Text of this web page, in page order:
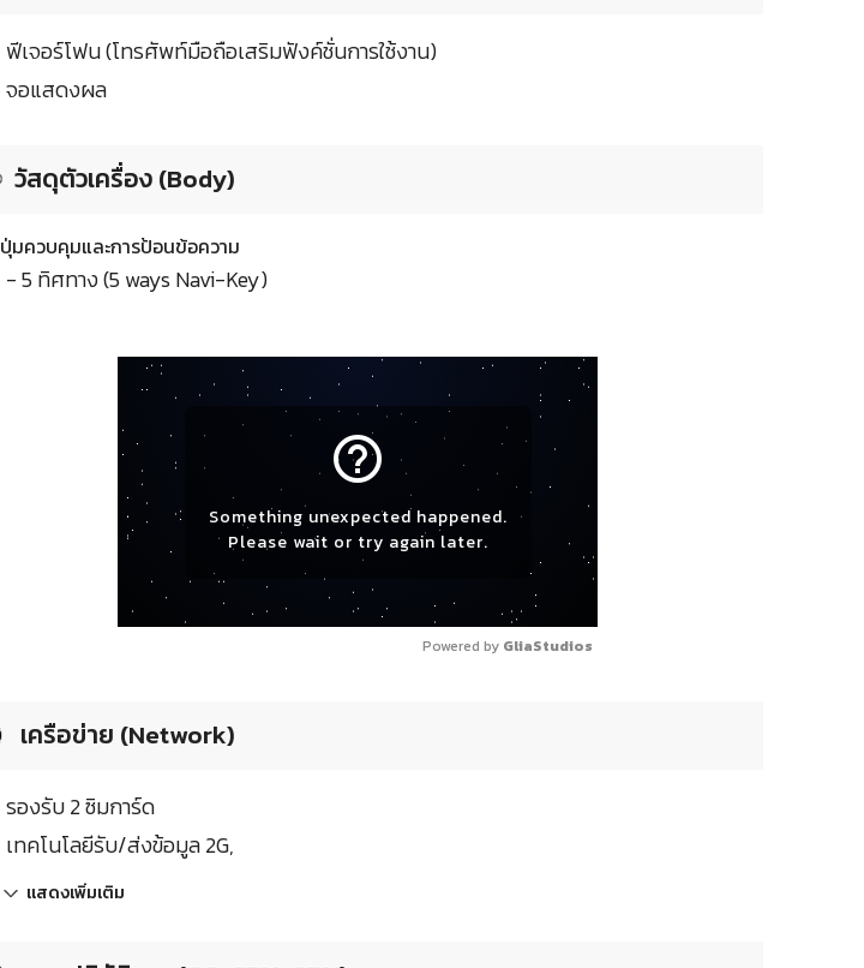
ฟีเจอร์โฟน (โทรศัพท์มือถือเสริมฟังค์ชั่นการใช้งาน)
จอแสดงผล
วัสดุตัวเครื่อง (Body)
ปุ่มควบคุมและการป้อนข้อความ
- 5 ทิศทาง (5 ways Navi-Key)
help_outline
Something unexpected happened.
Please wait or try again later.
Powered by GliaStudios
เครือข่าย (Network)
รองรับ 2 ซิมการ์ด
เทคโนโลยีรับ/ส่งข้อมูล 2G,
แสดงเพิ่มเติม